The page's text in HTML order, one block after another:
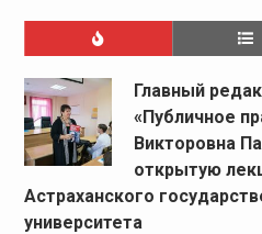
Главный
«Публичное
Викторовна
открытую
Астраханского
университета